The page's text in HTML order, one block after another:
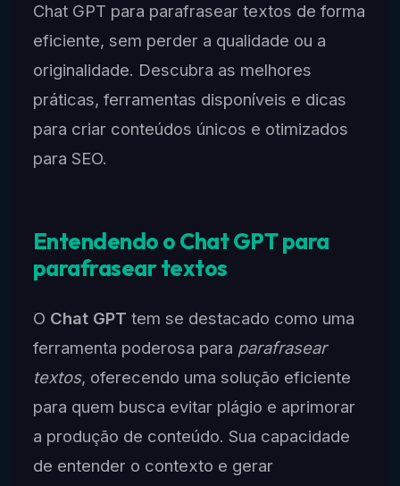
Chat GPT para parafrasear textos de forma
eficiente, sem perder a qualidade ou a
originalidade. Descubra as melhores
práticas, ferramentas disponíveis e dicas
para criar conteúdos únicos e otimizados
para SEO.
Entendendo o Chat GPT para
parafrasear textos
O Chat GPT tem se destacado como uma
ferramenta poderosa para parafrasear
textos, oferecendo uma solução eficiente
para quem busca evitar plágio e aprimorar
a produção de conteúdo. Sua capacidade
de entender o contexto e gerar